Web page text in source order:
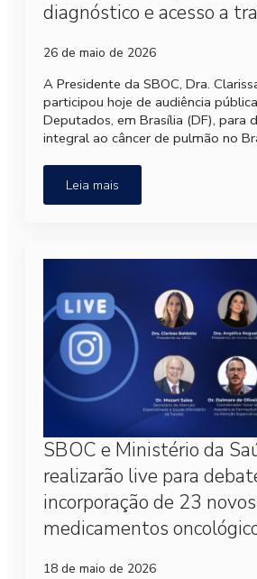
diagnóstico e acesso a
26 de maio de 2026
A Presidente da SBOC, Dra.
participou hoje de audiência
Deputados, em Brasília (DF), para
integral ao câncer de pulmão no
Leia mais
SBOC e Ministério da
realizarão live para
incorporação de 23 novos
medicamentos
18 de maio de 2026